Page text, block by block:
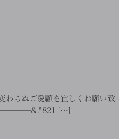
わらぬご愛顧を宜しくお願い致
——————&#821 […]